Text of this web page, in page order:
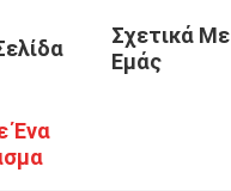
Σχετικά Με
Εμάς
Ένα
Ηλιακό Πλαίσιο